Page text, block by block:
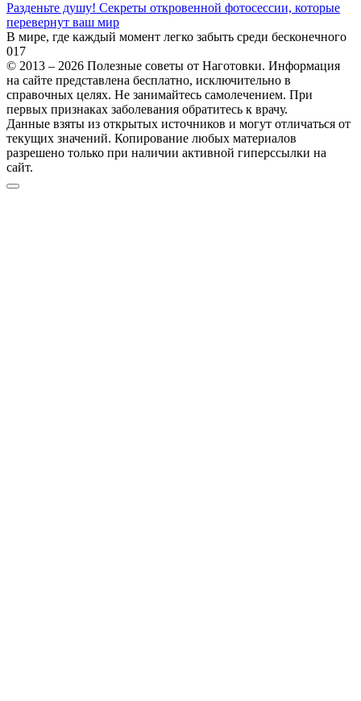
Разденьте душу! Секреты откровенной фотосессии, которые
перевернут ваш мир
В мире, где каждый момент легко забыть среди бесконечного
017
© 2013 – 2026 Полезные советы от Наготовки. Информация
на сайте представлена бесплатно, исключительно в
справочных целях. Не занимайтесь самолечением. При
первых признаках заболевания обратитесь к врачу.
Данные взяты из открытых источников и могут отличаться от
текущих значений. Копирование любых материалов
разрешено только при наличии активной гиперссылки на
сайт.